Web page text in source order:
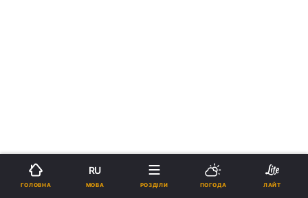
ГОЛОВНА
RU
МОВА РОЗДІЛИ ПОГОДА ЛАЙТ